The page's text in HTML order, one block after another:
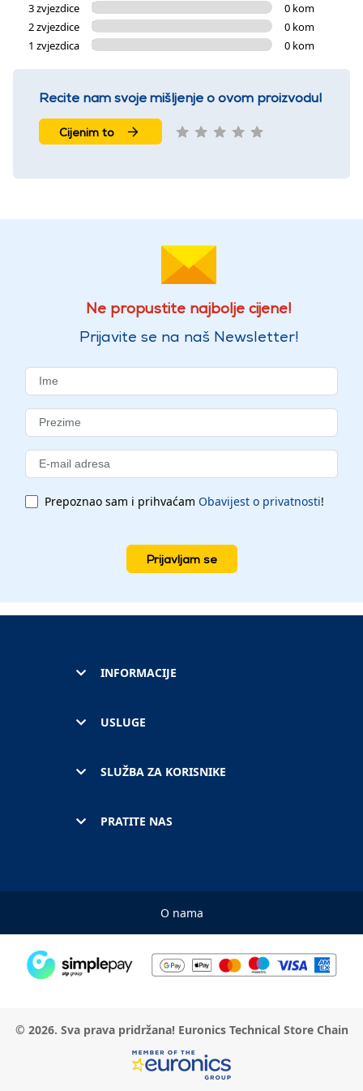
3 zvjezdice
0 kom
2 zvjezdice
0 kom
1 zvjezdica
0 kom
Recite nam svoje mišljenje o ovom proizvodu!
Cijenim to
Ne propustite najbolje cijene!
Prijavite se na naš Newsletter!
Prepoznao sam i prihvaćam Obavijest o privatnosti!
Prijavljam se
INFORMACIJE
USLUGE
SLUŽBA ZA KORISNIKE
PRATITE NAS
O nama
© 2026. Sva prava pridržana! Euronics Technical Store Chain